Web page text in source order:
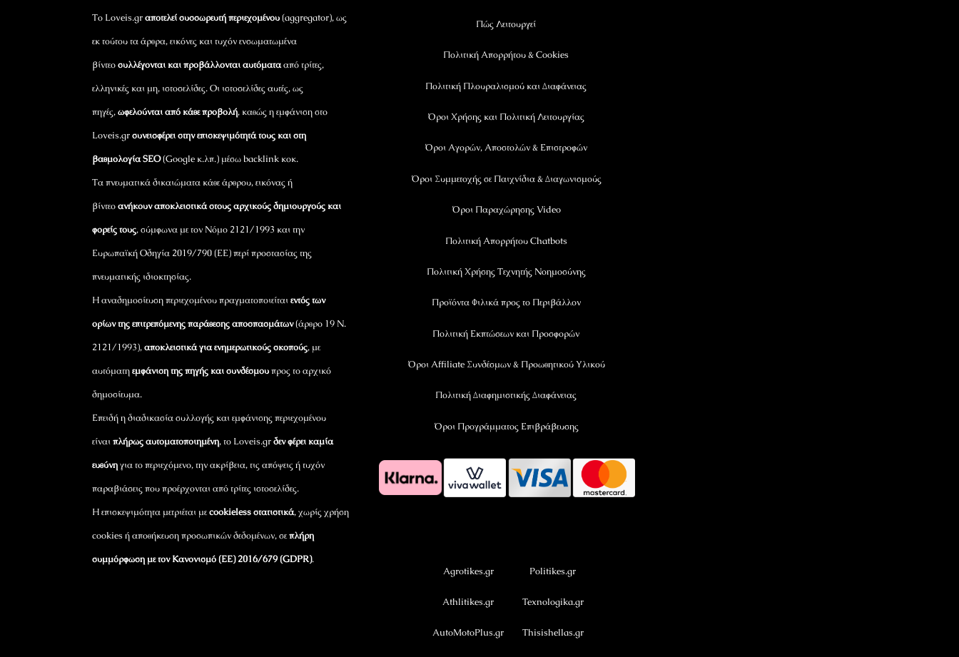
Το Loveis.grαποτελεί συσσωρευτή περιεχομένου(aggregator), ως
εκ τούτου τα άρθρα, εικόνες και τυχόν ενσωματωμένα
βίντεοσυλλέγονται και προβάλλονται αυτόματααπό τρίτες,
ελληνικές και μη, ιστοσελίδες. Οι ιστοσελίδες αυτές, ως
πηγές,ωφελούνται από κάθε προβολή, καθώς η εμφάνιση στο
Loveis.grσυνεισφέρει στην επισκεψιμότητά τους και στη
βαθμολογία SEO(Google κ.λπ.) μέσω backlink κοκ.
Τα πνευματικά δικαιώματα κάθε άρθρου, εικόνας ή
βίντεοανήκουν αποκλειστικά στους αρχικούς δημιουργούς και
φορείς τους, σύμφωνα με τον Νόμο 2121/1993 και την
Ευρωπαϊκή Οδηγία 2019/790 (ΕΕ) περί προστασίας της
πνευματικής ιδιοκτησίας.
Η αναδημοσίευση περιεχομένου πραγματοποιείταιεντός των
ορίων της επιτρεπόμενης παράθεσης αποσπασμάτων(άρθρο 19 Ν.
2121/1993),αποκλειστικά για ενημερωτικούς σκοπούς, με
αυτόματηεμφάνιση της πηγής και συνδέσμουπρος το αρχικό
δημοσίευμα.
Επειδή η διαδικασία συλλογής και εμφάνισης περιεχομένου
είναιπλήρως αυτοματοποιημένη, το Loveis.grδεν φέρει καμία
ευθύνηγια το περιεχόμενο, την ακρίβεια, τις απόψεις ή τυχόν
παραβιάσεις που προέρχονται από τρίτες ιστοσελίδες.
Η επισκεψιμότητα μετριέται μεcookieless στατιστικά, χωρίς χρήση
cookies ή αποθήκευση προσωπικών δεδομένων, σεπλήρη
συμμόρφωση με τον Κανονισμό (ΕΕ) 2016/679 (GDPR).
Πώς Λειτουργεί
Πολιτική Απορρήτου & Cookies
Πολιτική Πλουραλισμού και Διαφάνειας
Όροι Χρήσης και Πολιτική Λειτουργίας
Όροι Αγορών, Αποστολών & Επιστροφών
Όροι Συμμετοχής σε Παιχνίδια & Διαγωνισμούς
Όροι Παραχώρησης Video
Πολιτική Απορρήτου Chatbots
Πολιτική Χρήσης Τεχνητής Νοημοσύνης
Προϊόντα Φιλικά προς το Περιβάλλον
Πολιτική Εκπτώσεων και Προσφορών
Όροι Affiliate Συνδέσμων & Προωθητικού Υλικού
Πολιτική Διαφημιστικής Διαφάνειας
Όροι Προγράμματος Επιβράβευσης
Agrotikes.gr Politikes.gr
Athlitikes.gr Texnologika.gr
AutoMotoPlus.gr Thisishellas.gr